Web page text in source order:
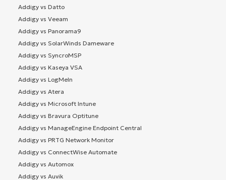
Addigy vs Datto
Addigy vs Veeam
Addigy vs Panorama9
Addigy vs SolarWinds Dameware
Addigy vs SyncroMSP
Addigy vs Kaseya VSA
Addigy vs LogMeIn
Addigy vs Atera
Addigy vs Microsoft Intune
Addigy vs Bravura Optitune
Addigy vs ManageEngine Endpoint Central
Addigy vs PRTG Network Monitor
Addigy vs ConnectWise Automate
Addigy vs Automox
Addigy vs Auvik